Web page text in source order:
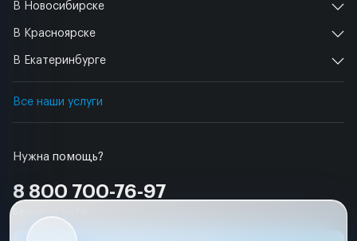
Нужна помощь?
8 800 700-76-97
В Новосибирске
В Красноярске
В Екатеринбурге
Все наши услуги